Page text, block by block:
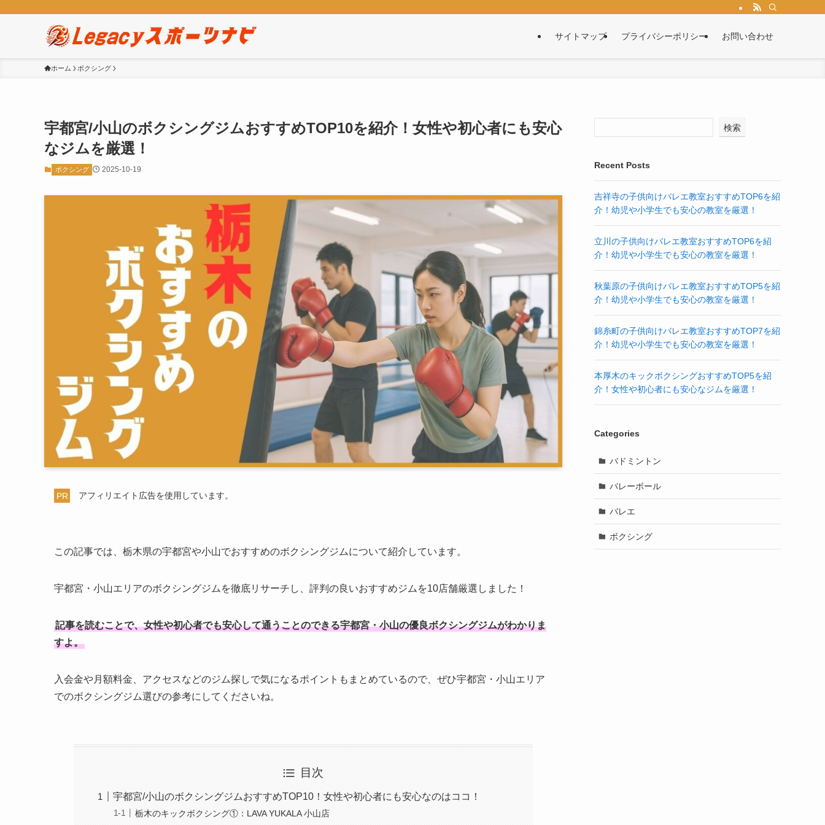
サイトマップ プライバシーポリシー お問い合わせ
ホーム ボクシング
宇都宮/小山のボクシングジムおすすめTOP10を紹介！女性や初心者にも安心
なジムを厳選！
ボクシング 2025-10-19
PR アフィリエイト広告を使用しています。
この記事では、栃木県の宇都宮や小山でおすすめのボクシングジムについて紹介しています。
宇都宮・小山エリアのボクシングジムを徹底リサーチし、評判の良いおすすめジムを10店舗厳選しました！
記事を読むことで、女性や初心者でも安心して通うことのできる宇都宮・小山の優良ボクシングジムがわかりま
すよ。
入会金や月額料金、アクセスなどのジム探しで気になるポイントもまとめているので、ぜひ宇都宮・小山エリア
でのボクシングジム選びの参考にしてくださいね。
目次
宇都宮/小山のボクシングジムおすすめTOP10！女性や初心者にも安心なのはココ！
栃木のキックボクシング①：LAVA YUKALA 小山店
検索
Recent Posts
吉祥寺の子供向けバレエ教室おすすめTOP6を紹
介！幼児や小学生でも安心の教室を厳選！
立川の子供向けバレエ教室おすすめTOP6を紹
介！幼児や小学生でも安心の教室を厳選！
秋葉原の子供向けバレエ教室おすすめTOP5を紹
介！幼児や小学生でも安心の教室を厳選！
錦糸町の子供向けバレエ教室おすすめTOP7を紹
介！幼児や小学生でも安心の教室を厳選！
本厚木のキックボクシングおすすめTOP5を紹
介！女性や初心者にも安心なジムを厳選！
Categories
バドミントン
バレーボール
バレエ
ボクシング